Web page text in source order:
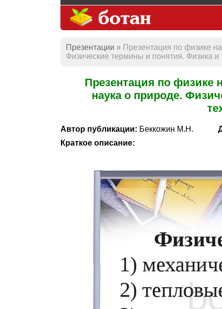
Презентации
Презентация по физике
Физические термины и понятия. Физика и
Презентация по физике
наука о природе.
Автор публикации: Беккожин М.Н.
Краткое описание: